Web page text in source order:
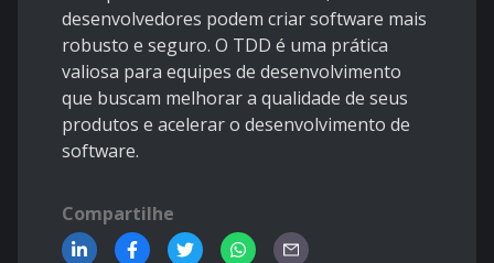
desenvolvedores podem criar software mais
robusto e seguro. O TDD é uma prática
valiosa para equipes de desenvolvimento
que buscam melhorar a qualidade de seus
produtos e acelerar o desenvolvimento de
software.
Compartilhe